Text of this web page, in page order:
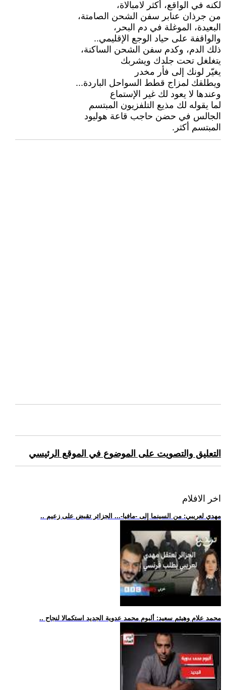
لكنه في الواقع، أكثر لامبالاة،
من جرذان عنابر سفن الشحن الصامتة،
البعيدة، الموغلة في دم البحر،
والواقفة على حياد الوجع الإقليمي..
ذلك الدم، وكدم سفن الشحن الساكنة،
يتغلغل تحت جلدك ويشربك
يغيّر لونك إلى فأر مخدر
ويطلقك لمزاج قطط السواحل الباردة...
وعندها لا يعود لك غير الإستماع
لما يقوله لك مذيع التلفزيون المبتسم
الجالس في حضن حاجب قاعة هوليود
المبتسم أكثر.
التعليق والتصويت على الموضوع في الموقع الرئيسي
اخر الافلام
.. مهدي لعريبي: من السينما إلى -مافيا-... الجزائر تقبض على زعيم
.. محمد علام وهيثم سعيد: ألبوم محمد عدوية الجديد استكمالا لنجاح